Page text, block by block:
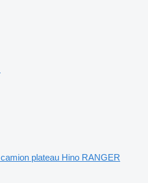
camion plateau Hino RANGER